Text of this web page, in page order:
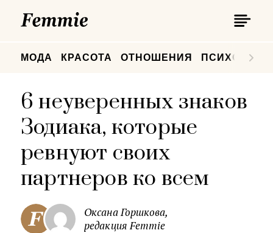
МОДА КРАСОТА ОТНОШЕНИЯ
6 неуверенных знаков
Зодиака, которые
ревнуют своих
партнеров ко всем
Оксана Горшкова,
редакция Femmie